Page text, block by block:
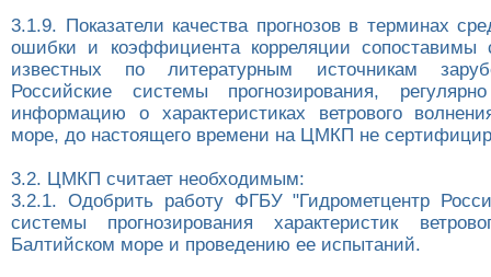
3.1.9. Показатели качества прогнозов в терминах
ошибки и коэффициента корреляции сопоставимы
известных по литературным источникам
Российские системы прогнозирования,
информацию о характеристиках ветрового
море, до настоящего времени на ЦМКП не
3.2. ЦМКП считает необходимым:
3.2.1. Одобрить работу ФГБУ "Гидрометцентр
системы прогнозирования характеристик
Балтийском море и проведению ее испытаний.